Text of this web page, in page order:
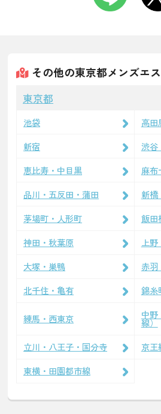
その他の東京都メンズエ
東京都
池袋
高田
新宿
渋谷
恵比寿・中目黒
麻布
品川・五反田・蒲田
新橋
茅場町・人形町
飯田
神田・秋葉原
上野
大塚・巣鴨
赤羽
北千住・亀有
錦糸
練馬・西東京 中野
線）
立川・八王子・国分寺
京王
東横・田園都市線